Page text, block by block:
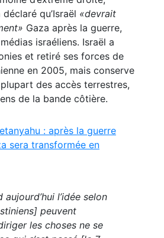
qu’Israël «devrait
Gaza après la guerre,
israéliens. Israël a
et retiré ses forces de
en 2005, mais conserve
des accès terrestres,
de la bande côtière.
: après la guerre
sera transformée en
l’idée selon
peuvent
les choses ne se